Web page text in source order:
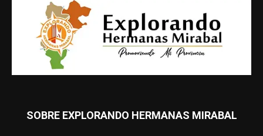
SOBRE EXPLORANDO HERMANAS MIRABAL